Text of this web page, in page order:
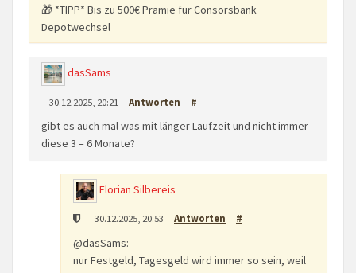
🎁 *TIPP* Bis zu 500€ Prämie für Consorsbank
Depotwechsel
dasSams
30.12.2025, 20:21 Antworten #
gibt es auch mal was mit länger Laufzeit und nicht immer
diese 3 – 6 Monate?
Florian Silbereis
30.12.2025, 20:53 Antworten #
@dasSams:
nur Festgeld, Tagesgeld wird immer so sein, weil